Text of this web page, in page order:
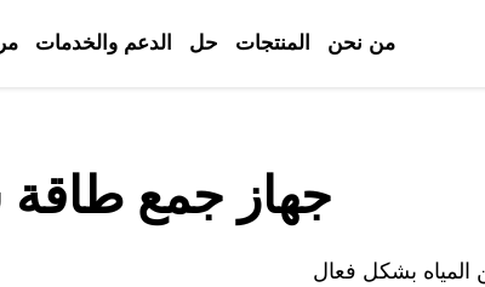
من نحن المنتجات حل الدعم والخدمات
جهاز جمع
بشكل فعال